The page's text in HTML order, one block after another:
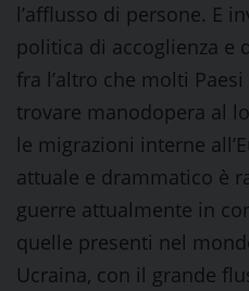
l’afflusso di persone. E
politica di accoglienza e
fra l’altro che molti
trovare manodopera al
le migrazioni interne
attuale e drammatico è
guerre attualmente in
quelle presenti nel
Ucraina, con il grande